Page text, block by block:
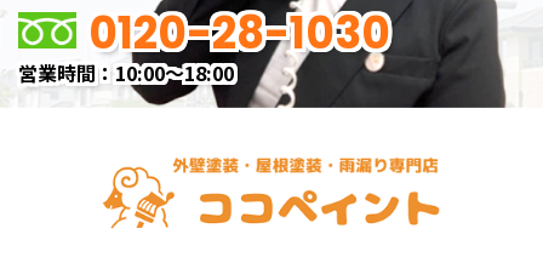
0120-28-1030
営業時間：10:00～18:00